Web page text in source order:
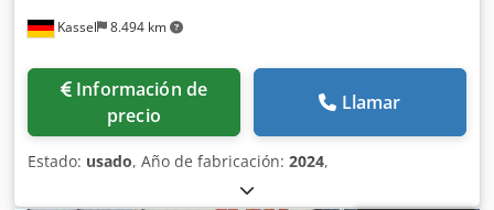
Kassel 8.494 km
Información de
precio
Llamar
Estado: usado, Año de fabricación: 2024,